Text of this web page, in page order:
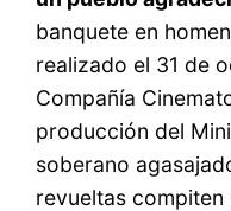
banquete en
realizado el 31 de
Compañía
producción del
soberano
revueltas